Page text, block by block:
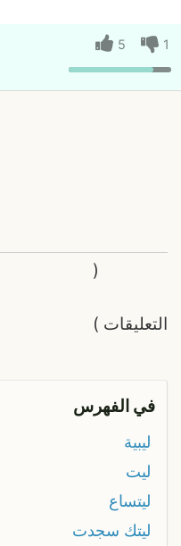
1
5
التعليقات
(
)
في الفهرس
ليبية
ليت
ليتساع
ليتك سجدت